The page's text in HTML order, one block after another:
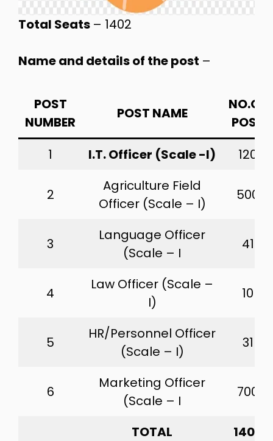
Total Seats – 1402
Name and details of the post –
POST
NUMBER
POST NAME
NO.OF
POST
1
I.T. Officer (Scale -I) 120
2
Agriculture Field
Officer (Scale – I)
500
3
Language Officer
(Scale – I
41
4
Law Officer (Scale –
I)
10
5
HR/Personnel Officer
(Scale – I)
31
6
Marketing Officer
(Scale – I
700
TOTAL 1402